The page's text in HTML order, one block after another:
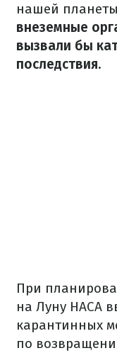
нашей
внеземные
вызвали бы
последствия.
При
на Луну НАСА
карантинных
по